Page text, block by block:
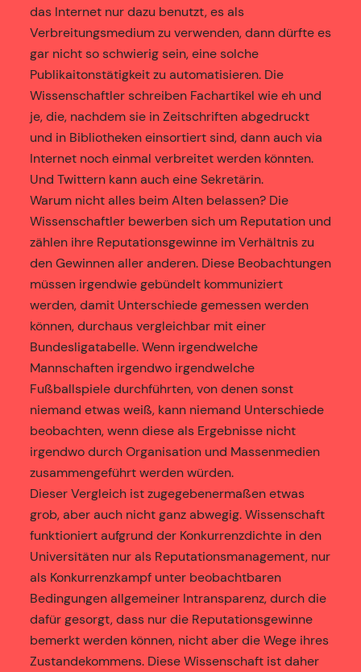
das Internet nur dazu benutzt, es als
Verbreitungsmedium zu verwenden, dann dürfte es
gar nicht so schwierig sein, eine solche
Publikaitonstätigkeit zu automatisieren. Die
Wissenschaftler schreiben Fachartikel wie eh und
je, die, nachdem sie in Zeitschriften abgedruckt
und in Bibliotheken einsortiert sind, dann auch via
Internet noch einmal verbreitet werden könnten.
Und Twittern kann auch eine Sekretärin.
Warum nicht alles beim Alten belassen? Die
Wissenschaftler bewerben sich um Reputation und
zählen ihre Reputationsgewinne im Verhältnis zu
den Gewinnen aller anderen. Diese Beobachtungen
müssen irgendwie gebündelt kommuniziert
werden, damit Unterschiede gemessen werden
können, durchaus vergleichbar mit einer
Bundesligatabelle. Wenn irgendwelche
Mannschaften irgendwo irgendwelche
Fußballspiele durchführten, von denen sonst
niemand etwas weiß, kann niemand Unterschiede
beobachten, wenn diese als Ergebnisse nicht
irgendwo durch Organisation und Massenmedien
zusammengeführt werden würden.
Dieser Vergleich ist zugegebenermaßen etwas
grob, aber auch nicht ganz abwegig. Wissenschaft
funktioniert aufgrund der Konkurrenzdichte in den
Universitäten nur als Reputationsmanagement, nur
als Konkurrenzkampf unter beobachtbaren
Bedingungen allgemeiner Intransparenz, durch die
dafür gesorgt, dass nur die Reputationsgewinne
bemerkt werden können, nicht aber die Wege ihres
Zustandekommens. Diese Wissenschaft ist daher